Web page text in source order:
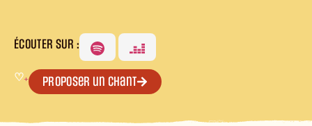
ÉCOUTER SUR :
♡+ Proposer un chant